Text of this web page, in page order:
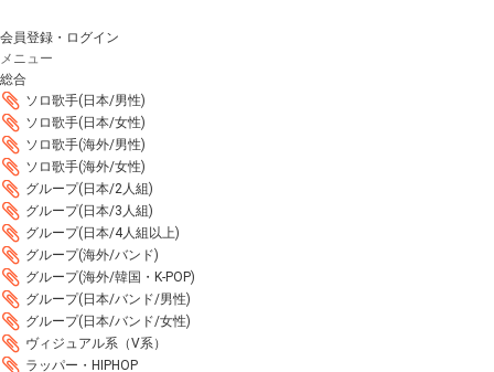
会員登録・ログイン
メニュー
総合
ソロ歌手(日本/男性)
ソロ歌手(日本/女性)
ソロ歌手(海外/男性)
ソロ歌手(海外/女性)
グループ(日本/2人組)
グループ(日本/3人組)
グループ(日本/4人組以上)
グループ(海外/バンド)
グループ(海外/韓国・K-POP)
グループ(日本/バンド/男性)
グループ(日本/バンド/女性)
ヴィジュアル系（V系）
ラッパー・HIPHOP